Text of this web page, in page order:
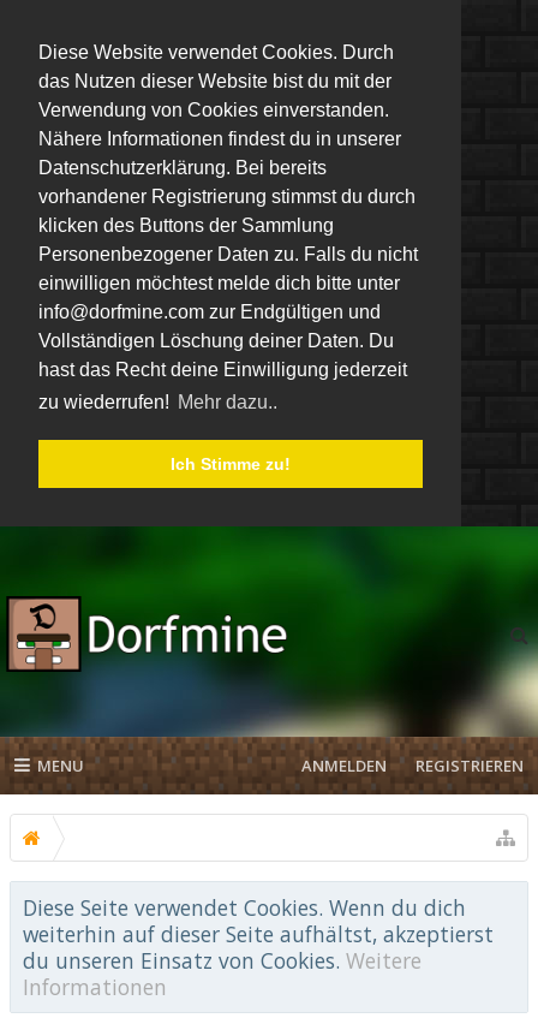
Diese Website verwendet Cookies. Durch
das Nutzen dieser Website bist du mit der
Verwendung von Cookies einverstanden.
Nähere Informationen findest du in unserer
Datenschutzerklärung. Bei bereits
vorhandener Registrierung stimmst du durch
klicken des Buttons der Sammlung
Personenbezogener Daten zu. Falls du nicht
einwilligen möchtest melde dich bitte unter
info@dorfmine.com zur Endgültigen und
Vollständigen Löschung deiner Daten. Du
hast das Recht deine Einwilligung jederzeit
zu wiederrufen! Mehr dazu..
Ich Stimme zu!
MENU ANMELDEN REGISTRIEREN
Diese Seite verwendet Cookies. Wenn du dich
weiterhin auf dieser Seite aufhältst, akzeptierst
du unseren Einsatz von Cookies. Weitere
Informationen